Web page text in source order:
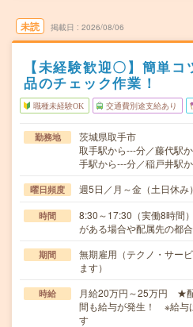
未読 掲載日 2026/08/06
【未経験歓迎〇】簡単
品のチェック作業！
職種未経験OK 交通費別途支給あり
勤務地
茨城県取手市
取手駅から---分／藤代駅
手駅から---分／稲戸井駅
曜日頻度 週5日／月～金（土日休み）
時間
8:30～17:30（実働8時間
がある場合や配属先の都
期間
無期雇用（テクノ・サー
ます）
時給
月給20万円～25万円 ★
間も給与が発生！ ※給与
す